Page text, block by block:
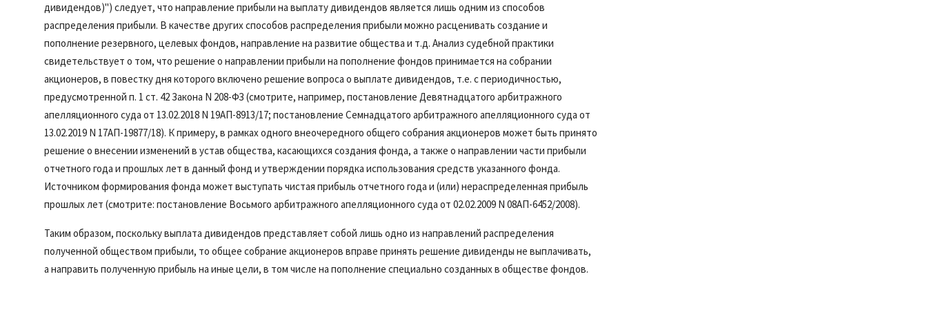
дивидендов)") следует, что направление прибыли на выплату дивидендов является лишь одним из способов
распределения прибыли. В качестве других способов распределения прибыли можно расценивать создание и
пополнение резервного, целевых фондов, направление на развитие общества и т.д. Анализ судебной практики
свидетельствует о том, что решение о направлении прибыли на пополнение фондов принимается на собрании
акционеров, в повестку дня которого включено решение вопроса о выплате дивидендов, т.е. с периодичностью,
предусмотренной п. 1 ст. 42Закона N 208-ФЗ (смотрите, например, постановление Девятнадцатого арбитражного
апелляционного суда от 13.02.2018 N 19АП-8913/17; постановление Семнадцатого арбитражного апелляционного суда от
13.02.2019 N 17АП-19877/18). К примеру, в рамках одного внеочередного общего собрания акционеров может быть принято
решение о внесении изменений в устав общества, касающихся создания фонда, а также о направлении части прибыли
отчетного года и прошлых лет в данный фонд и утверждении порядка использования средств указанного фонда.
Источником формирования фонда может выступать чистая прибыль отчетного года и (или) нераспределенная прибыль
прошлых лет (смотрите: постановление Восьмого арбитражного апелляционного суда от 02.02.2009 N 08АП-6452/2008).
Таким образом, поскольку выплата дивидендов представляет собой лишь одно из направлений распределения
полученной обществом прибыли, то общее собрание акционеров вправе принять решение дивиденды не выплачивать,
а направить полученную прибыль на иные цели, в том числе на пополнение специально созданных в обществе фондов.